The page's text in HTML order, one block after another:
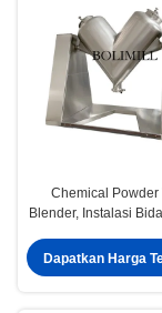
Chemical Powder
Blender, Instalasi
Dapatkan Harga